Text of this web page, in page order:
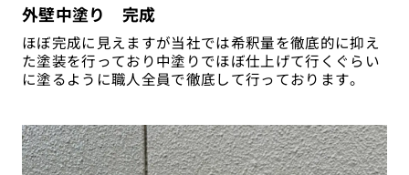
外壁中塗り 完成
ほぼ完成に見えますが当社では希釈量を徹底的に抑え
た塗装を行っており中塗りでほぼ仕上げて行くぐらい
に塗るように職人全員で徹底して行っております。